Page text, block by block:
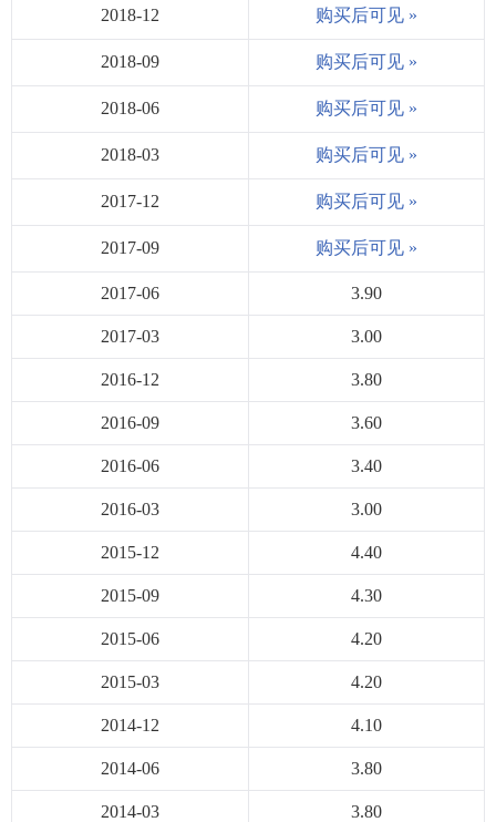
2018-12 购买后可见 »
2018-09 购买后可见 »
2018-06 购买后可见 »
2018-03 购买后可见 »
2017-12 购买后可见 »
2017-09 购买后可见 »
2017-06 3.90
2017-03 3.00
2016-12 3.80
2016-09 3.60
2016-06 3.40
2016-03 3.00
2015-12 4.40
2015-09 4.30
2015-06 4.20
2015-03 4.20
2014-12 4.10
2014-06 3.80
2014-03 3.80